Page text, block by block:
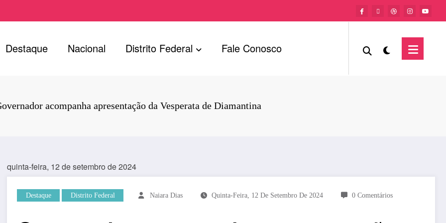
Destaque Nacional Distrito Federal Fale Conosco
acompanha apresentação da Vesperata de Diamantina
quinta-feira, 12 de setembro de 2024
Destaque Distrito Federal Naiara Dias Quinta-Feira, 12 De Setembro De 2024 0 Comentários